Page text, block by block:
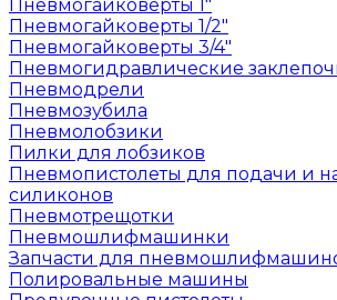
Пневмогайковерты 1"
Пневмогайковерты 1/2"
Пневмогайковерты 3/4"
Пневмогидравлические
Пневмодрели
Пневмозубила
Пневмолобзики
Пилки для лобзиков
Пневмопистолеты для подачи и
силиконов
Пневмотрещотки
Пневмошлифмашинки
Запчасти для
Полировальные машины